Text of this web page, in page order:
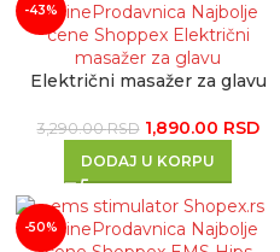
-43%
Električni masažer za glavu
3,290.00RSD 1,890.00 RSD
DODAJ U KORPU
-50%